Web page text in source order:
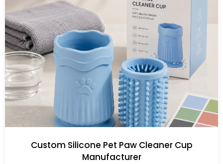
Custom Silicone Pet Paw Cleaner Cup
Manufacturer